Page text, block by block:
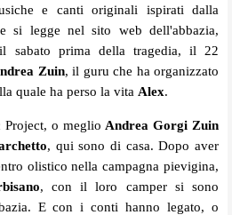
e canti originali ispirati dalla
si legge nel sito web dell'abbazia,
sabato prima della tragedia, il 22
Zuin, il guru che ha organizzato
quale ha perso la vita Alex.
Project, o meglio Andrea Gorgi Zuin
, qui sono di casa. Dopo aver
olistico nella campagna pievigina,
, con il loro camper si sono
E con i conti hanno legato, o